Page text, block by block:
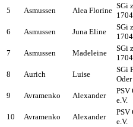
5 Asmussen Alea Florine
SGi
6 Asmussen Juna Eline
SGi
7 Asmussen Madeleine
SGi
8 Aurich Luise
SGi
9 Avramenko Alexander
PSV
e.V.
10 Avramenko Alexander
PSV
e.V.